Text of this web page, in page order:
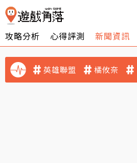
攻略分析 心得評測 新聞資訊
英雄聯盟 橘攸奈